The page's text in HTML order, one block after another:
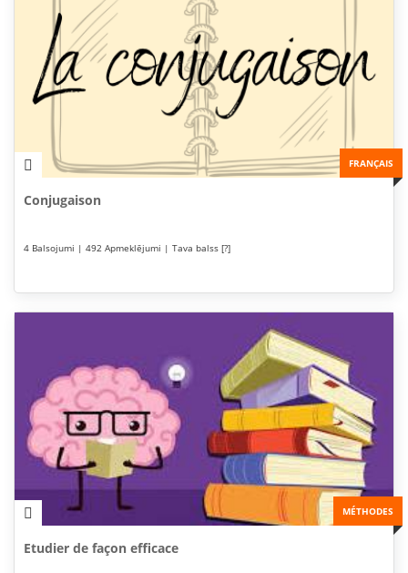
FRANÇAIS
Conjugaison
4 Balsojumi | 492 Apmeklējumi | Tava balss [?]
MÉTHODES
Etudier de façon efficace